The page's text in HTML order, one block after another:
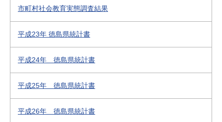
市町村社会教育実態調査結果
平成23年 徳島県統計書
平成24年 徳島県統計書
平成25年 徳島県統計書
平成26年 徳島県統計書